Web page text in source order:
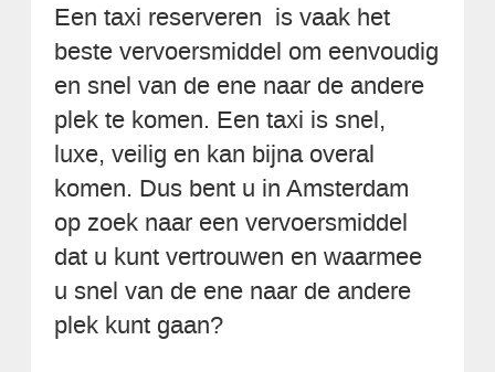
Een taxi reserveren is vaak het
beste vervoersmiddel om eenvoudig
en snel van de ene naar de andere
plek te komen. Een taxi is snel,
luxe, veilig en kan bijna overal
komen. Dus bent u in Amsterdam
op zoek naar een vervoersmiddel
dat u kunt vertrouwen en waarmee
u snel van de ene naar de andere
plek kunt gaan?